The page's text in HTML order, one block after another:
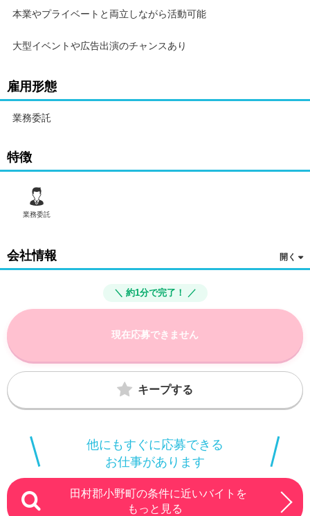
本業やプライベートと両立しながら活動可能
大型イベントや広告出演のチャンスあり
雇用形態
業務委託
特徴
業務委託
会社情報
＼ 約1分で完了！ ／
現在応募できません
キープする
他にもすぐに応募できる
お仕事があります
田村郡小野町の条件に近いバイトを
もっと見る